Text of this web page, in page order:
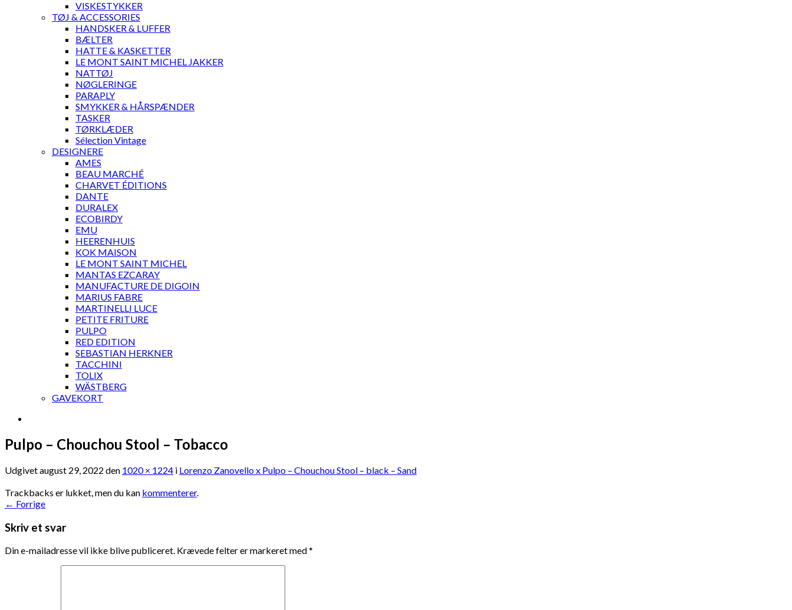
VISKESTYKKER
TØJ & ACCESSORIES
HANDSKER & LUFFER
BÆLTER
HATTE & KASKETTER
LE MONT SAINT MICHEL JAKKER
NATTØJ
NØGLERINGE
PARAPLY
SMYKKER & HÅRSPÆNDER
TASKER
TØRKLÆDER
Sélection Vintage
DESIGNERE
AMES
BEAU MARCHÉ
CHARVET ÉDITIONS
DANTE
DURALEX
ECOBIRDY
EMU
HEERENHUIS
KOK MAISON
LE MONT SAINT MICHEL
MANTAS EZCARAY
MANUFACTURE DE DIGOIN
MARIUS FABRE
MARTINELLI LUCE
PETITE FRITURE
PULPO
RED EDITION
SEBASTIAN HERKNER
TACCHINI
TOLIX
WÄSTBERG
GAVEKORT
Pulpo – Chouchou Stool – Tobacco
Udgivetaugust 29, 2022 den 1020 × 1224 i Lorenzo Zanovello x Pulpo – Chouchou Stool – black – Sand
Trackbacks er lukket, men du kan kommenterer.
← Forrige
Skriv et svar
Din e-mailadresse vil ikke blive publiceret. Krævede felter er markeret med*